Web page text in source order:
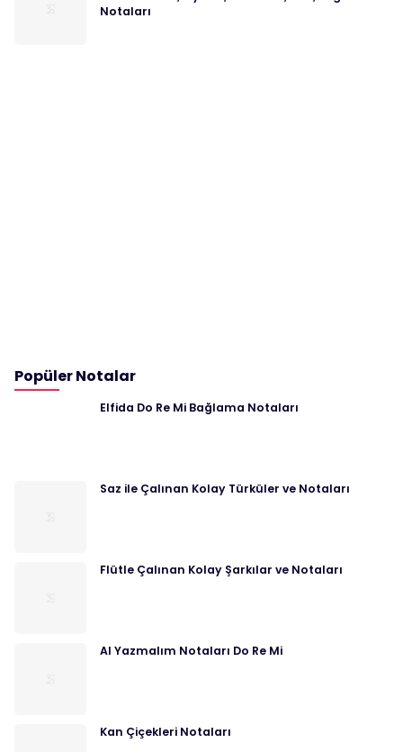
Notaları
Popüler Notalar
Elfida Do Re Mi Bağlama Notaları
Saz ile Çalınan Kolay Türküler ve Notaları
Flütle Çalınan Kolay Şarkılar ve Notaları
Al Yazmalım Notaları Do Re Mi
Kan Çiçekleri Notaları